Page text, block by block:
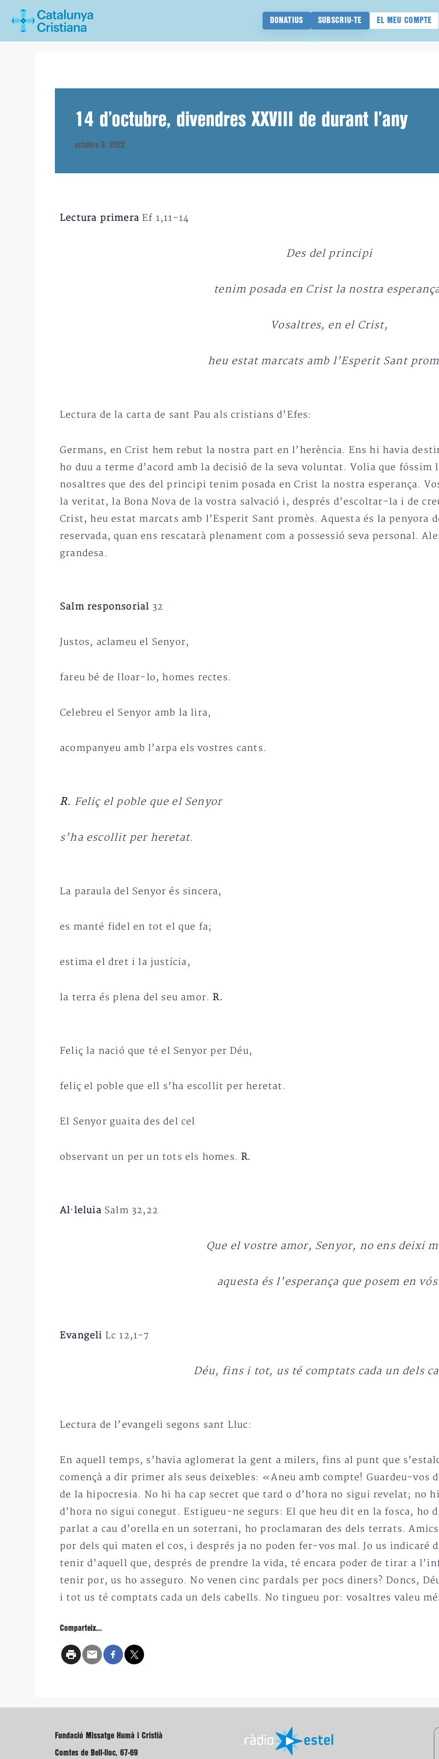
DONATIUS SUBSCRIU-TE EL MEU COMPTE
14 d’octubre, divendres XXVIII de durant l’any
octubre 5, 2022
Lectura primera Ef 1,11-14
Des del principi
tenim posada en Crist la nostra
Vosaltres, en el Crist,
heu estat marcats amb l’Esperit Sant
Lectura de la carta de sant Pau als cristians d’Efes:
Germans, en Crist hem rebut la nostra part en l’herència. Ens hi havia
ho duu a terme d’acord amb la decisió de la seva voluntat. Volia que fóssim
nosaltres que des del principi tenim posada en Crist la nostra esperança.
la veritat, la Bona Nova de la vostra salvació i, després d’escoltar-la i de
Crist, heu estat marcats amb l’Esperit Sant promès. Aquesta és la penyora
reservada, quan ens rescatarà plenament com a possessió seva personal.
grandesa.
Salm responsorial 32
Justos, aclameu el Senyor,
fareu bé de lloar-lo, homes rectes.
Celebreu el Senyor amb la lira,
acompanyeu amb l’arpa els vostres cants.
R. Feliç el poble que el Senyor
s’ha escollit per heretat.
La paraula del Senyor és sincera,
es manté fidel en tot el que fa;
estima el dret i la justícia,
la terra és plena del seu amor.R.
Feliç la nació que té el Senyor per Déu,
feliç el poble que ell s’ha escollit per heretat.
El Senyor guaita des del cel
observant un per un tots els homes.R.
Al·leluia Salm 32,22
Que el vostre amor, Senyor, no ens deixi
aquesta és l’esperança que posem en
Evangeli Lc 12,1-7
Déu, fins i tot, us té comptats cada un dels
Lectura de l’evangeli segons sant Lluc:
En aquell temps, s’havia aglomerat la gent a milers, fins al punt que
començà a dir primer als seus deixebles: «Aneu amb compte! Guardeu-
de la hipocresia. No hi ha cap secret que tard o d’hora no sigui revelat; no
d’hora no sigui conegut. Estigueu-ne segurs: El que heu dit en la fosca, ho
parlat a cau d’orella en un soterrani, ho proclamaran des dels terrats.
por dels qui maten el cos, i després ja no poden fer-vos mal. Jo us indicaré
tenir d’aquell que, després de prendre la vida, té encara poder de tirar a
tenir por, us ho asseguro. No venen cinc pardals per pocs diners? Doncs,
i tot us té comptats cada un dels cabells. No tingueu por: vosaltres valeu
Comparteix...
Fundació Missatge Humà i Cristià
Comtes de Bell-lloc, 67-69